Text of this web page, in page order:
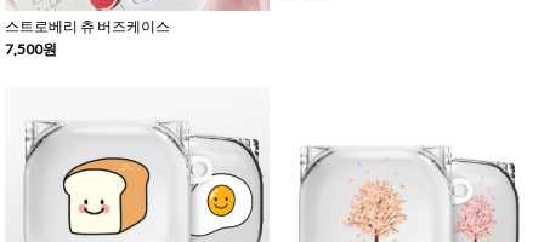
스트로베리 츄 버즈케이스
7,500원